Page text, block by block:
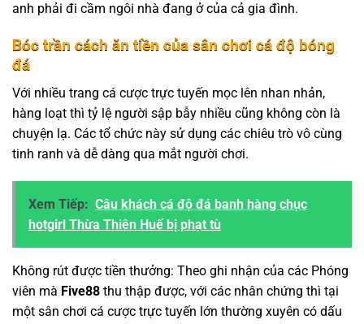
anh phải đi cầm ngôi nhà đang ở của cả gia đình.
Bóc trần cách ăn tiền của sân chơi cá độ bóng
đá
Với nhiều trang cá cược trực tuyến mọc lên nhan nhản,
hàng loạt thì tỷ lệ người sập bẫy nhiều cũng không còn là
chuyện lạ. Các tổ chức này sử dụng các chiêu trò vô cùng
tinh ranh và dễ dàng qua mắt người chơi.
Xem Tiếp: Câu khách cá độ đá banh hàng chục
hotgirl Thừa Thiên Huế bị phạt tù
Không rút được tiền thưởng: Theo ghi nhận của các Phóng
viên mà Five88 thu thập được, với các nhân chứng thì tại
một sân chơi cá cược trực tuyến lớn thường xuyên có dấu